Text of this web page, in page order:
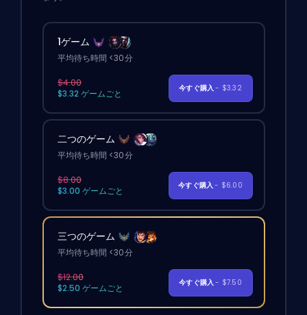
1ゲーム
平均待ち時間 <30分
$4.00
$3.32 ゲームごと
今すぐ購入- $3.32
二つのゲーム
平均待ち時間 <30分
$8.00
$3.00 ゲームごと
今すぐ購入- $6.00
三つのゲーム
平均待ち時間 <30分
$12.00
$2.50 ゲームごと
今すぐ購入- $7.50